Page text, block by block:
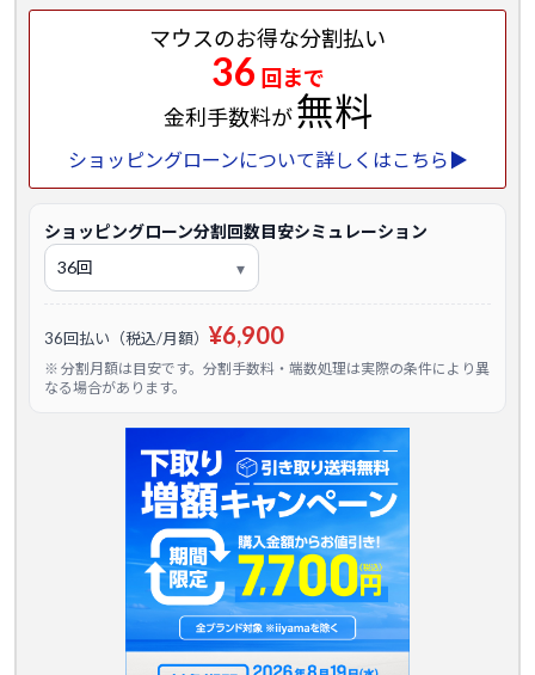
マウスのお得な分割払い
36 回まで
金利手数料が無料
ショッピングローンについて詳しくはこちら▶
ショッピングローン分割回数目安シミュレーション
36回払い（税込/月額） ¥6,900
※ 分割月額は目安です。分割手数料・端数処理は実際の条件により異
なる場合があります。